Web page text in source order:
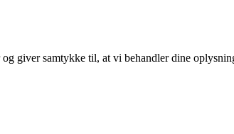
giver samtykke til, at vi behandler dine